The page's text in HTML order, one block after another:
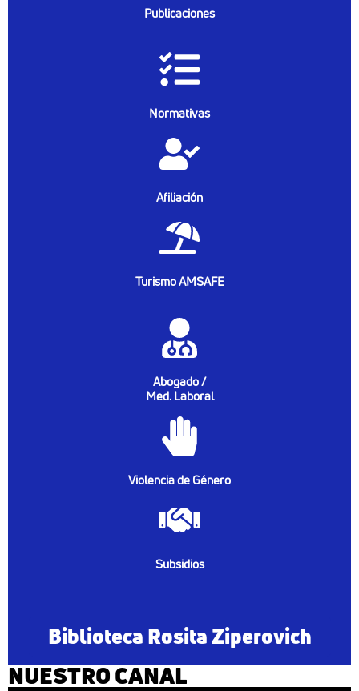
Publicaciones
Normativas
Afiliación
Turismo AMSAFE
Abogado /
Med. Laboral
Violencia de Género
Subsidios
Biblioteca Rosita Ziperovich
NUESTRO CANAL